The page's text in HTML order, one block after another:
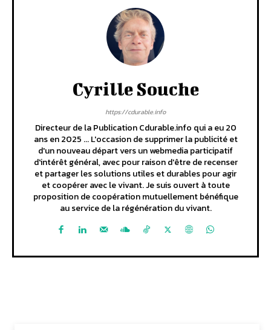
Cyrille Souche
https://cdurable.info
Directeur de la Publication Cdurable.info qui a eu 20
ans en 2025 ... L'occasion de supprimer la publicité et
d'un nouveau départ vers un webmedia participatif
d'intérêt général, avec pour raison d'être de recenser
et partager les solutions utiles et durables pour agir
et coopérer avec le vivant. Je suis ouvert à toute
proposition de coopération mutuellement bénéfique
au service de la régénération du vivant.